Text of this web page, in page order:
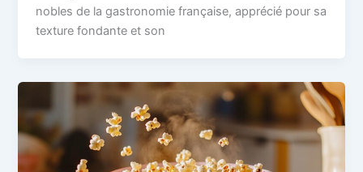
nobles de la gastronomie française, apprécié pour sa
texture fondante et son